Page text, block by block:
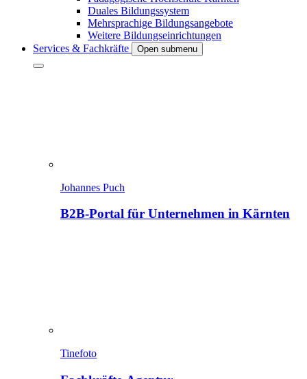
Duales Bildungssystem
Mehrsprachige Bildungsangebote
Weitere Bildungseinrichtungen
Services & Fachkräfte
Open submenu
Johannes Puch
B2B-Portal für Unternehmen in Kärnten
Tinefoto